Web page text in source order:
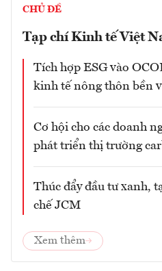
CHỦ ĐỀ
Tạp chí Kinh tế Việt
Tích hợp ESG vào
kinh tế nông thôn bền
Cơ hội cho các doanh
phát triển thị trường
Thúc đẩy đầu tư xanh,
chế JCM
Xem thêm